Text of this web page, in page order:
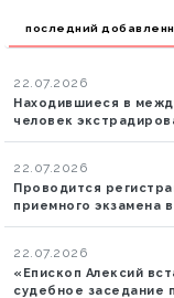
последний
22.07.2026
Находившиеся в
человек
22.07.2026
Проводится
приемного экзамена
22.07.2026
«Епископ Алексий
судебное заседание